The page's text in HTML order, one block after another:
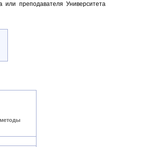
или преподавателя Университета